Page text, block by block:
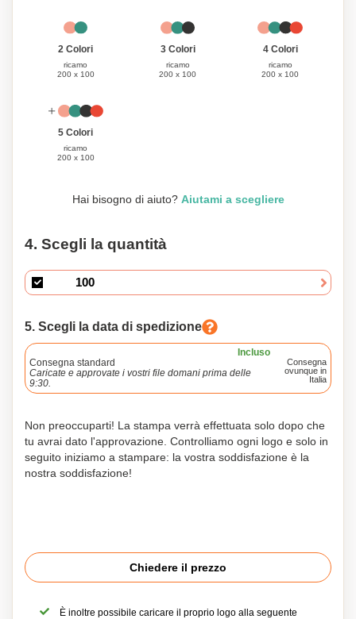
2 Colori
ricamo
200 x 100
3 Colori
ricamo
200 x 100
4 Colori
ricamo
200 x 100
5 Colori
ricamo
200 x 100
Hai bisogno di aiuto? Aiutami a scegliere
4. Scegli la quantità
5. Scegli la data di spedizione
Incluso
Consegna standard
Caricate e approvate i vostri file domani prima delle
9:30.
Consegna
ovunque in
Italia
Non preoccuparti! La stampa verrà effettuata solo dopo che
tu avrai dato l'approvazione. Controlliamo ogni logo e solo in
seguito iniziamo a stampare: la vostra soddisfazione è la
nostra soddisfazione!
Chiedere il prezzo
È inoltre possibile caricare il proprio logo alla seguente